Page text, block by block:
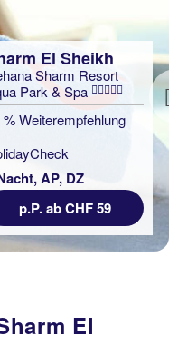
El Sheikh
Sharm Resort
Park & Spa
% Weiterempfehlung
AP, DZ
p.P. ab CHF 59
El